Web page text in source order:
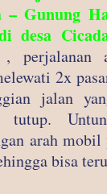
– Gunung
desa
, perjalanan
2x
jalan
tutup.
arah
bisa